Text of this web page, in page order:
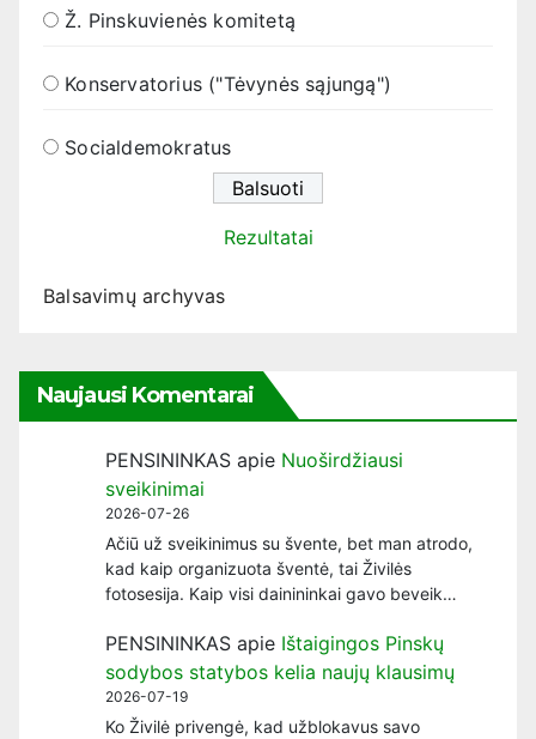
Ž. Pinskuvienės komitetą
Konservatorius ("Tėvynės sąjungą")
Socialdemokratus
Rezultatai
Balsavimų archyvas
Naujausi Komentarai
PENSININKAS apie Nuoširdžiausi
sveikinimai
2026-07-26
Ačiū už sveikinimus su švente, bet man atrodo,
kad kaip organizuota šventė, tai Živilės
fotosesija. Kaip visi dainininkai gavo beveik…
PENSININKAS apie Ištaigingos Pinskų
sodybos statybos kelia naujų klausimų
2026-07-19
Ko Živilė privengė, kad užblokavus savo